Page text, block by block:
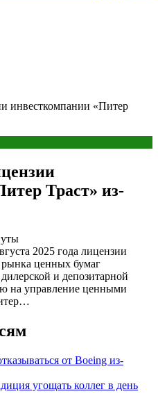
инвесткомпании «Питер
Траст» из-
2025 года лицензии
рынка ценных бумаг
и депозитарной
на управление ценными
от Boeing из-
угощать коллег в день